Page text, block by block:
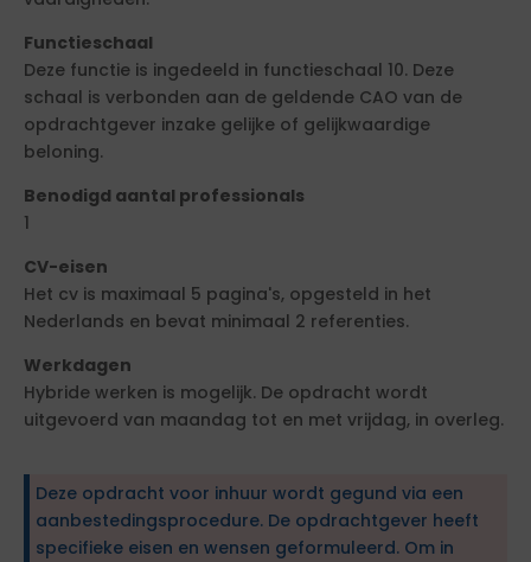
Functieschaal
Deze functie is ingedeeld in functieschaal 10. Deze
schaal is verbonden aan de geldende CAO van de
opdrachtgever inzake gelijke of gelijkwaardige
beloning.
Benodigd aantal professionals
1
CV-eisen
Het cv is maximaal 5 pagina's, opgesteld in het
Nederlands en bevat minimaal 2 referenties.
Werkdagen
Hybride werken is mogelijk. De opdracht wordt
uitgevoerd van maandag tot en met vrijdag, in overleg.
Deze opdracht voor inhuur wordt gegund via een
aanbestedingsprocedure. De opdrachtgever heeft
specifieke eisen en wensen geformuleerd. Om in